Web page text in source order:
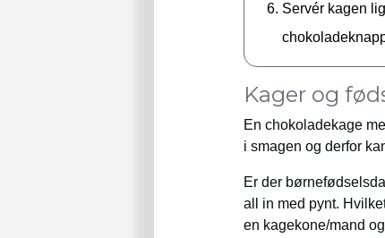
Servér kagen
Kager og
En chokoladekage
i smagen og derfor
Er der
all in med pynt.
en kagekone/mand